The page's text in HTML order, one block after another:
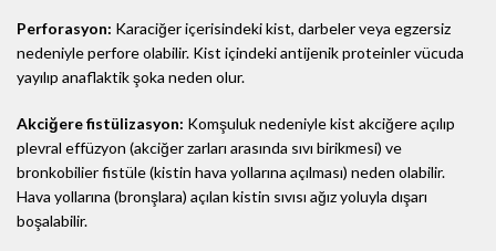
Perforasyon: Karaciğer içerisindeki kist, darbeler veya egzersiz
nedeniyle perfore olabilir. Kist içindeki antijenik proteinler vücuda
yayılıp anaflaktik şoka neden olur.
Akciğere fistülizasyon: Komşuluk nedeniyle kist akciğere açılıp
plevral effüzyon (akciğer zarları arasında sıvı birikmesi) ve
bronkobilier fistüle (kistin hava yollarına açılması) neden olabilir.
Hava yollarına (bronşlara) açılan kistin sıvısı ağız yoluyla dışarı
boşalabilir.